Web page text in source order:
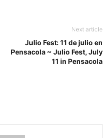
Next article
Julio Fest: 11 de julio en
Pensacola ~ Julio Fest, July
11 in Pensacola